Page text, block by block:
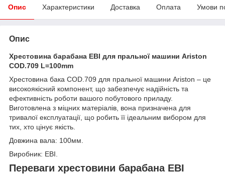
Опис Характеристики Доставка Оплата Умови
Опис
Хрестовина барабана EBI для пральної машини Ariston
COD.709 L=100mm
Хрестовина бака COD.709 для пральної машини Ariston – це
високоякісний компонент, що забезпечує надійність та
ефективність роботи вашого побутового приладу.
Виготовлена з міцних матеріалів, вона призначена для
тривалої експлуатації, що робить її ідеальним вибором для
тих, хто цінує якість.
Довжина вала: 100мм.
Виробник: EBI.
Переваги хрестовини барабана EBI